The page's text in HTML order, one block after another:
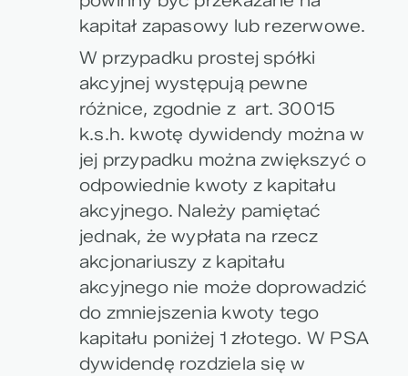
kapitał zapasowy lub rezerwowe.
W przypadku prostej spółki
akcyjnej występują pewne
różnice, zgodnie z art. 30015
k.s.h. kwotę dywidendy można w
jej przypadku można zwiększyć o
odpowiednie kwoty z kapitału
akcyjnego. Należy pamiętać
jednak, że wypłata na rzecz
akcjonariuszy z kapitału
akcyjnego nie może doprowadzić
do zmniejszenia kwoty tego
kapitału poniżej 1 złotego. W PSA
dywidendę rozdziela się w